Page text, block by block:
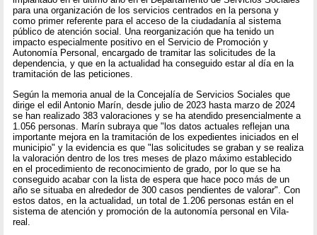
para una organización de los servicios centrados en la persona y
como primer referente para el acceso de la ciudadanía al sistema
público de atención social. Una reorganización que ha tenido un
impacto especialmente positivo en el Servicio de Promoción y
Autonomía Personal, encargado de tramitar las solicitudes de la
dependencia, y que en la actualidad ha conseguido estar al día en la
tramitación de las peticiones.
Según la memoria anual de la Concejalía de Servicios Sociales que
dirige el edil Antonio Marín, desde julio de 2023 hasta marzo de 2024
se han realizado 383 valoraciones y se ha atendido presencialmente a
1.056 personas. Marín subraya que "los datos actuales reflejan una
importante mejora en la tramitación de los expedientes iniciados en el
municipio" y la evidencia es que "las solicitudes se graban y se realiza
la valoración dentro de los tres meses de plazo máximo establecido
en el procedimiento de reconocimiento de grado, por lo que se ha
conseguido acabar con la lista de espera que hace poco más de un
año se situaba en alrededor de 300 casos pendientes de valorar". Con
estos datos, en la actualidad, un total de 1.206 personas están en el
sistema de atención y promoción de la autonomía personal en Vila-
real.